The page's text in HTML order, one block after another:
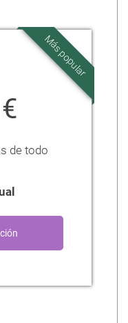
Más popular
de todo